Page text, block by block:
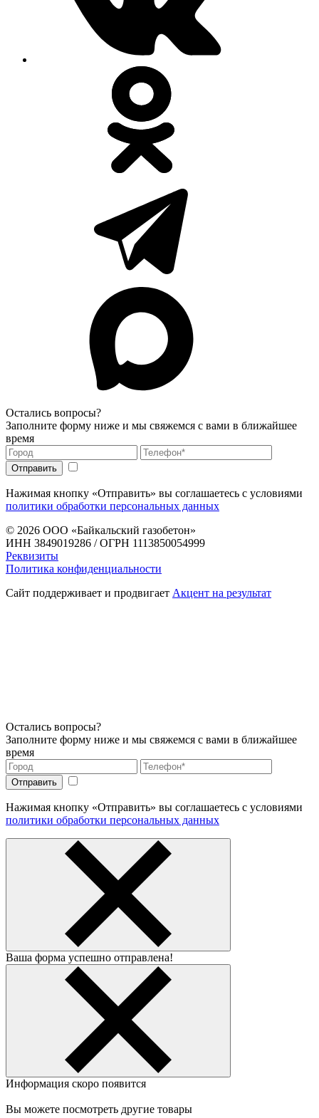
Остались вопросы?
Заполните форму ниже и мы свяжемся с вами в ближайшее
время
Нажимая кнопку «Отправить» вы соглашаетесь с условиями
политики обработки персональных данных
© 2026 ООО «Байкальский газобетон»
ИНН 3849019286 / ОГРН 1113850054999
Реквизиты
Политика конфиденциальности
Сайт поддерживает и продвигает Акцент на результат
Остались вопросы?
Заполните форму ниже и мы свяжемся с вами в ближайшее
время
Нажимая кнопку «Отправить» вы соглашаетесь с условиями
политики обработки персональных данных
Ваша форма успешно отправлена!
Информация скоро появится
Вы можете посмотреть другие товары